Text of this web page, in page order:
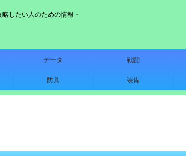
したい人のための情報・
データ 戦闘
防具 装備